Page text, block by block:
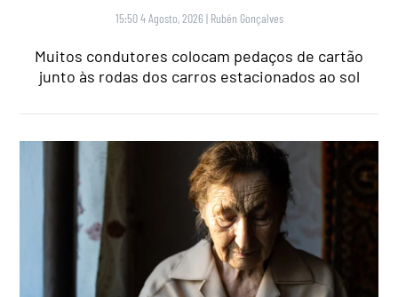
15:50 4 Agosto, 2026 | Rubén Gonçalves
Muitos condutores colocam pedaços de cartão
junto às rodas dos carros estacionados ao sol